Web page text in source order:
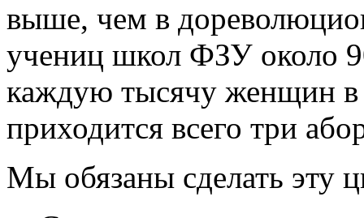
выше, чем в
учениц школ ФЗУ около
каждую тысячу женщин в
приходится всего три
Мы обязаны сделать эту